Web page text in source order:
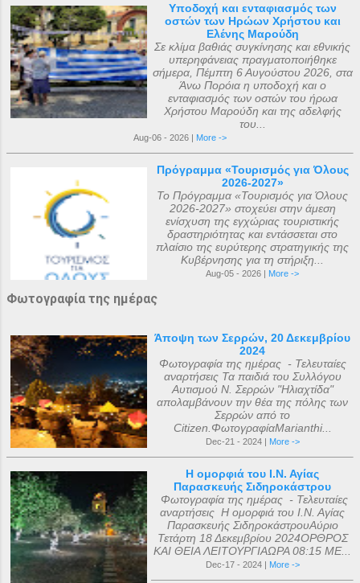
Υποδοχή και ενταφιασμός των
οστών των Ηρώων Χρήστου και
Ελένης Μαρούδη
Σε κλίμα βαθιάς συγκίνησης και εθνικής
υπερηφάνειας πραγματοποιήθηκε
σήμερα, Πέμπτη 6 Αυγούστου 2026, στα
Άνω Πορόια η υποδοχή και ο
ενταφιασμός των οστών του ήρωα
Χρήστου Μαρούδη και της αδελφής
του...
Aug-06 - 2026 | More ->
Πρόγραμμα «Τουρισμός για Όλους
2026-2027»
Το Πρόγραμμα «Τουρισμός για Όλους
2026-2027» στοχεύει στην άμεση
ενίσχυση της εγχώριας τουριστικής
δραστηριότητας και εντάσσεται στο
πλαίσιο της ευρύτερης στρατηγικής της
Κυβέρνησης για τη στήριξη...
Aug-05 - 2026 | More ->
Φωτογραφία της ημέρας
Άποψη των Σερρών, 20 Δεκεμβρίου
2024
Φωτογραφία της ημέρας - Τελευταίες
αναρτήσεις Τα παιδιά του Συλλόγου
Αυτισμού Ν. Σερρών "Ηλιαχτίδα"
απολαμβάνουν την θέα της πόλης των
Σερρών από το
Citizen.ΦωτογραφίαMarianthi...
Dec-21 - 2024 | More ->
Η ομορφιά του Ι.Ν. Αγίας
Παρασκευής Σιδηροκάστρου
Φωτογραφία της ημέρας - Τελευταίες
αναρτήσεις Η ομορφιά του Ι.Ν. Αγίας
Παρασκευής ΣιδηροκάστρουΑύριο
Τετάρτη 18 Δεκεμβρίου 2024ΟΡΘΡΟΣ
ΚΑΙ ΘΕΙΑ ΛΕΙΤΟΥΡΓΙΑΩΡΑ 08:15 ΜΕ...
Dec-17 - 2024 | More ->